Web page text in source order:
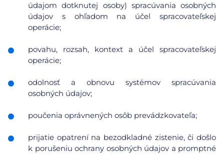
údajom dotknutej osoby) spracúvania osobných
údajov s ohľadom na účel spracovateľskej
operácie;
povahu, rozsah, kontext a účel spracovateľskej
operácie;
odolnosť a obnovu systémov spracúvania
osobných údajov;
poučenia oprávnených osôb prevádzkovateľa;
prijatie opatrení na bezodkladné zistenie, či došlo
k porušeniu ochrany osobných údajov a promptné